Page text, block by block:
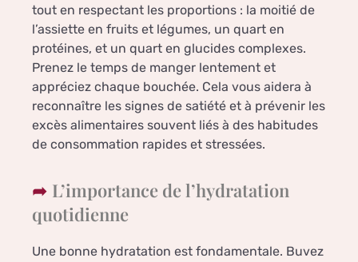
tout en respectant les proportions : la moitié de
l’assiette en fruits et légumes, un quart en
protéines, et un quart en glucides complexes.
Prenez le temps de manger lentement et
appréciez chaque bouchée. Cela vous aidera à
reconnaître les signes de satiété et à prévenir les
excès alimentaires souvent liés à des habitudes
de consommation rapides et stressées.
L’importance de l’hydratation
quotidienne
Une bonne hydratation est fondamentale. Buvez